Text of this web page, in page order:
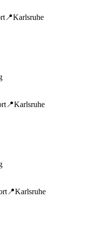
📍Karlsruhe
📍Karlsruhe
📍Karlsruhe